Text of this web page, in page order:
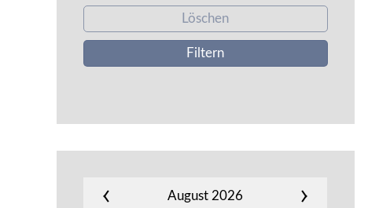
Löschen
Filtern
August 2026